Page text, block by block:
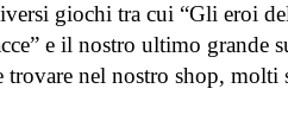
giochi tra cui “Gli eroi
e il nostro ultimo grande
trovare nel nostro shop, molti